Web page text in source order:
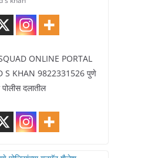
ONLINE PORTAL
S KHAN 9822331526 पुणे
पोलीस दलातील